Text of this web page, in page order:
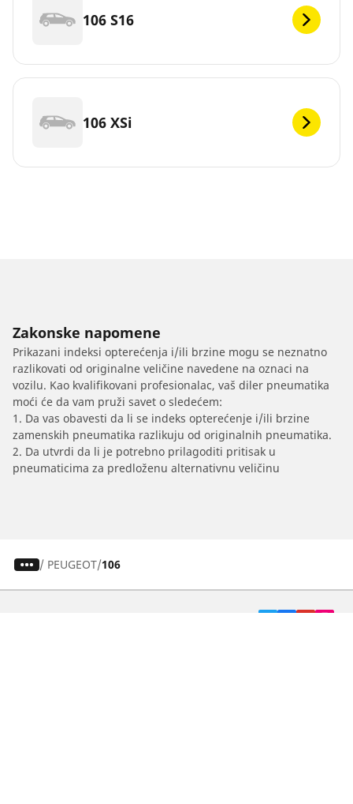
106 S16
106 XSi
Zakonske napomene
Prikazani indeksi opterećenja i/ili brzine mogu se neznatno
razlikovati od originalne veličine navedene na oznaci na
vozilu. Kao kvalifikovani profesionalac, vaš diler pneumatika
moći će da vam pruži savet o sledećem:
1. Da vas obavesti da li se indeks opterećenje i/ili brzine
zamenskih pneumatika razlikuju od originalnih pneumatika.
2. Da utvrdi da li je potrebno prilagoditi pritisak u
pneumaticima za predloženu alternativnu veličinu
/ PEUGEOT 106